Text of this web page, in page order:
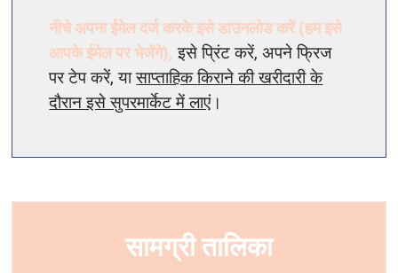
नीचे अपना ईमेल दर्ज करके इसे डाउनलोड करें (हम इसे
आपके ईमेल पर भेजेंगे), इसे प्रिंट करें, अपने फ्रिज
पर टेप करें, यासाप्ताहिक किराने की खरीदारी के
दौरान इसे सुपरमार्केट में लाएं।
सामग्री तालिका